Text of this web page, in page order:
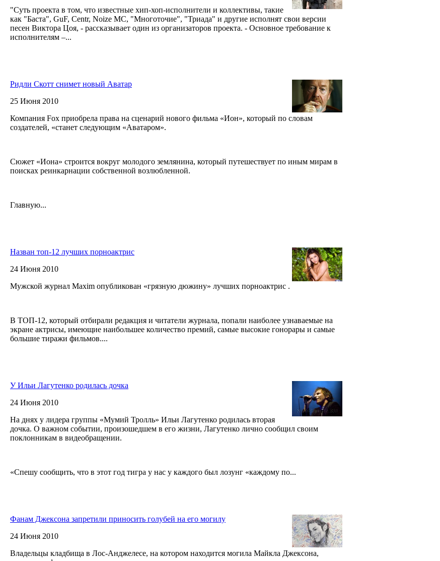
"Суть проекта в том, что известные хип-хоп-исполнители и коллективы, такие
как "Баста", GuF, Centr, Noize MC, "Многоточие", "Триада" и другие исполнят свои версии
песен Виктора Цоя, - рассказывает один из организаторов проекта. - Основное требование к
исполнителям –...
Ридли Скотт снимет новый Аватар
25 Июня 2010
Компания Fox приобрела права на сценарий нового фильма «Ион», который по словам
создателей, «станет следующим «Аватаром».
Сюжет «Иона» строится вокруг молодого землянина, который путешествует по иным мирам в
поисках реинкарнации собственной возлюбленной.
Главную...
Назван топ-12 лучших порноактрис
24 Июня 2010
Мужской журнал Maxim опубликован «грязную дюжину» лучших порноактрис .
В ТОП-12, который отбирали редакция и читатели журнала, попали наиболее узнаваемые на
экране актрисы, имеющие наибольшее количество премий, самые высокие гонорары и самые
большие тиражи фильмов....
У Ильи Лагутенко родилась дочка
24 Июня 2010
На днях у лидера группы «Мумий Тролль» Ильи Лагутенко родилась вторая
дочка. О важном событии, произошедшем в его жизни, Лагутенко лично сообщил своим
поклонникам в видеобращении.
«Спешу сообщить, что в этот год тигра у нас у каждого был лозунг «каждому по...
Фанам Джексона запретили приносить голубей на его могилу
24 Июня 2010
Владельцы кладбища в Лос-Анджелесе, на котором находится могила Майкла Джексона,